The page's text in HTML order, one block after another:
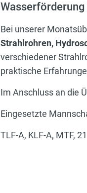
Wasserförderung
Bei unserer
Strahlrohren,
verschiedener
praktische
Im Anschluss an die
Eingesetzte
TLF-A, KLF-A, MTF,